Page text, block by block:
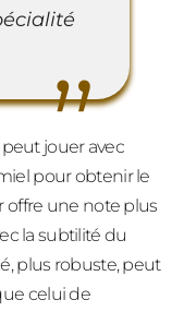
jouer avec
pour obtenir le
offre une note plus
la subtilité du
plus robuste, peut
celui de